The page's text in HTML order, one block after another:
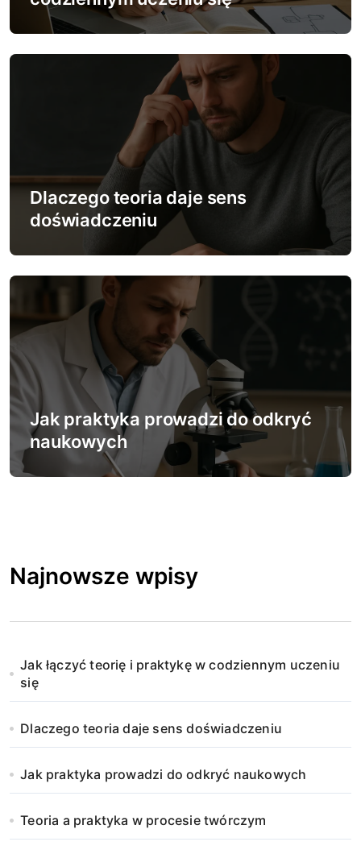
i
s
Dlaczego teoria daje sens
doświadczeniu
Jak praktyka prowadzi do odkryć
naukowych
Najnowsze wpisy
Jak łączyć teorię i praktykę w codziennym uczeniu
się
Dlaczego teoria daje sens doświadczeniu
Jak praktyka prowadzi do odkryć naukowych
Teoria a praktyka w procesie twórczym